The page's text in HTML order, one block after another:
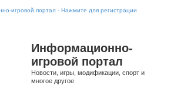
игровой портал - Нажмите для регистрации
Информационно-
игровой портал
Новости, игры, модификации, спорт и
многое другое